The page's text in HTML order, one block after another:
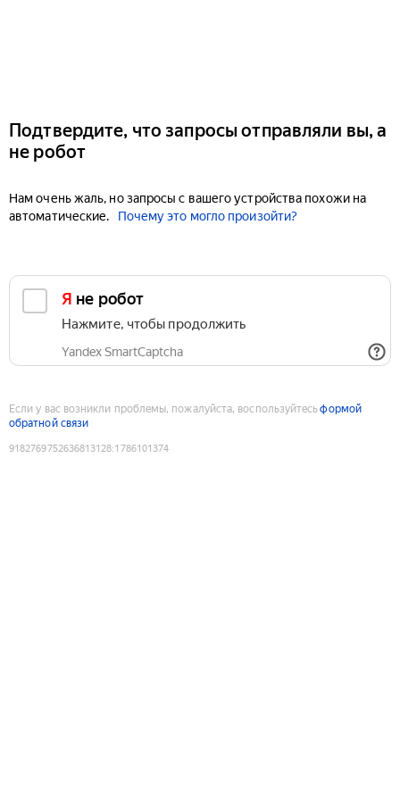
Подтвердите, что запросы отправляли вы, а
не робот
Нам очень жаль, но запросы с вашего устройства похожи на
автоматические.
Почему это могло произойти?
Я не робот
Нажмите, чтобы продолжить
Yandex SmartCaptcha
Если у вас возникли проблемы, пожалуйста, воспользуйтесьформой
обратной связи
9182769752636813128:1786101374